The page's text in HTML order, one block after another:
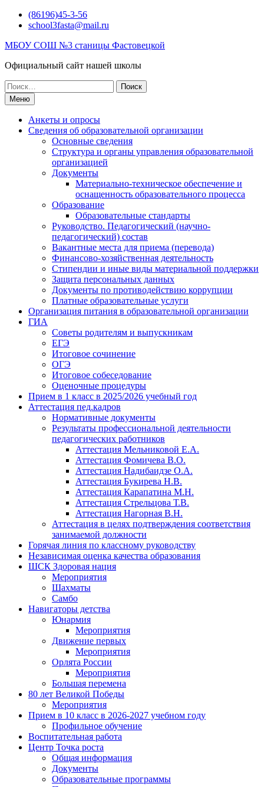
Перейти(86196)45-3-56
school3fasta@mail.ru
МБОУ СОШ №3 станицы Фастовецкой
Официальный сайт нашей школы
Поиск
по:Меню
Анкеты и опросы
Сведения об образовательной организации
Основные сведения
Структура и органы управления образовательной
организацией
Документы
Материально-техническое обеспечение и
оснащенность образовательного процесса
Образование
Образовательные стандарты
Руководство. Педагогический (научно-
педагогический) состав
Вакантные места для приема (перевода)
Финансово-хозяйственная деятельность
Стипендии и иные виды материальной поддержки
Защита персональных данных
Документы по противодействию коррупции
Платные образовательные услуги
Организация питания в образовательной организации
ГИА
Советы родителям и выпускникам
ЕГЭ
Итоговое сочинение
ОГЭ
Итоговое собеседование
Оценочные процедуры
Прием в 1 класс в 2025/2026 учебный год
Аттестация пед.кадров
Нормативные документы
Результаты профессиональной деятельности
педагогических работников
Аттестация Мельниковой Е.А.
Аттестация Фомичева В.О.
Аттестация Надибаидзе О.А.
Аттестация Букирева Н.В.
Аттестация Карапатина М.Н.
Аттестация Стрельцова Т.В.
Аттестация Нагорная В.Н.
Аттестация в целях подтверждения соответствия
занимаемой должности
Горячая линия по классному руководству
Независимая оценка качества образования
ШСК Здоровая нация
Мероприятия
Шахматы
Самбо
Навигаторы детства
Юнармия
Мероприятия
Движение первых
Мероприятия
Орлята России
Мероприятия
Большая перемена
80 лет Великой Победы
Мероприятия
Прием в 10 класс в 2026-2027 учебном году
Профильное обучение
Воспитательная работа
Центр Точка роста
Общая информация
Документы
Образовательные программы